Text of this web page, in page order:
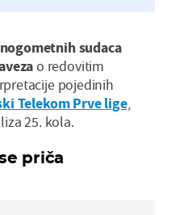
sudaca
o redovitim
pojedinih
Telekom Prve lige,
25. kola.
priča